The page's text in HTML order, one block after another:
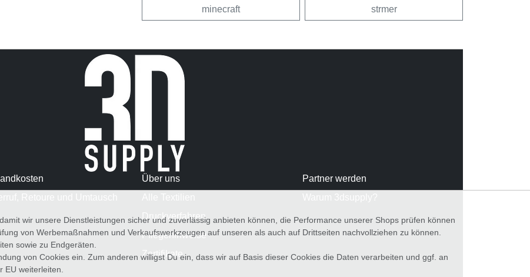
minecraft strmer
Über uns
Druckverfahren
Pflegehinweise
Zertifikate
Partner werden
wir unsere Dienstleistungen sicher und zuverlässig anbieten können, die Performance unserer Shops prüfen können
von Werbemaßnahmen und Verkaufswerkzeugen auf unseren als auch auf Drittseiten nachvollziehen zu können.
sowie zu Endgeräten.
von Cookies ein. Zum anderen willigst Du ein, dass wir auf Basis dieser Cookies die Daten verarbeiten und ggf. an
weiterleiten.